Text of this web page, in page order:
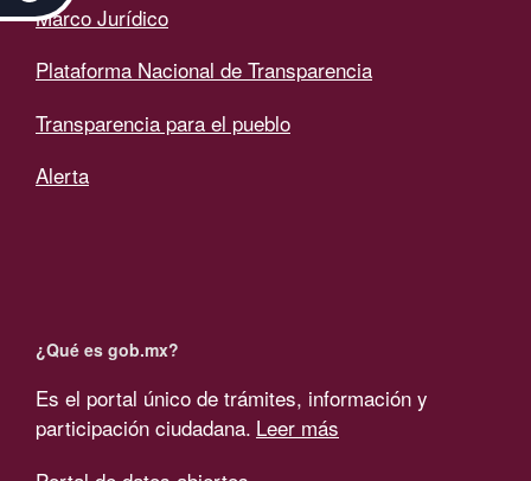
Marco Jurídico
Plataforma Nacional de Transparencia
Transparencia para el pueblo
Alerta
¿Qué es gob.mx?
Es el portal único de trámites, información y
participación ciudadana. Leer más